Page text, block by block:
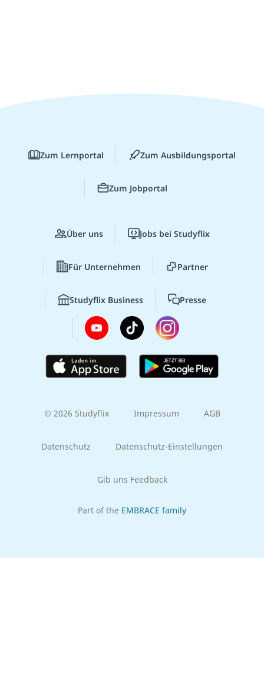
Zum Lernportal Zum Ausbildungsportal
Zum Jobportal
Über uns Jobs bei Studyflix
Für Unternehmen Partner
Studyflix Business Presse
© 2026 Studyflix Impressum AGB
Datenschutz Datenschutz-Einstellungen
Gib uns Feedback
Part of the EMBRACE family